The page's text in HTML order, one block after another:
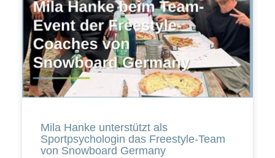
Mila Hanke unterstützt als
Sportpsychologin das Freestyle-Team
von Snowboard Germany